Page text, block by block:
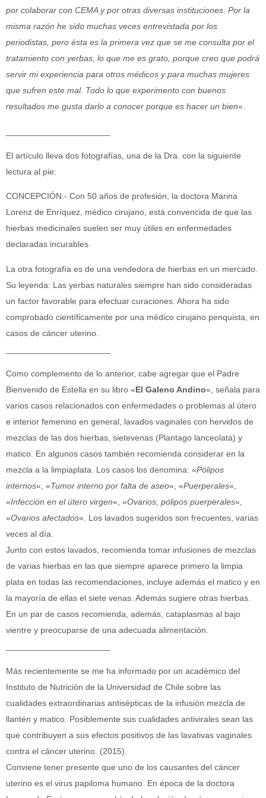
por colaborar con CEMA y por otras diversas instituciones. Por la
misma razón he sido muchas veces entrevistada por los
periodistas, pero ésta es la primera vez que se me consulta por el
tratamiento con yerbas, lo que me es grato, porque creo que podrá
servir mi experiencia para otros médicos y para muchas mujeres
que sufren este mal. Todo lo que experimento con buenos
resultados me gusta darlo a conocer porque es hacer un bien«.
El artículo lleva dos fotografías, una de la Dra. con la siguiente
lectura al pie:
CONCEPCIÓN.- Con 50 años de profesión, la doctora Marina
Lorenz de Enríquez, médico cirujano, está convencida de que las
hierbas medicinales suelen ser muy útiles en enfermedades
declaradas incurables.
La otra fotografía es de una vendedora de hierbas en un mercado.
Su leyenda: Las yerbas naturales siempre han sido consideradas
un factor favorable para efectuar curaciones. Ahora ha sido
comprobado científicamente por una médico cirujano penquista, en
casos de cáncer uterino.
Como complemento de lo anterior, cabe agregar que el Padre
Bienvenido de Estella en su libro «El Galeno Andino«, señala para
varios casos relacionados con enfermedades o problemas al útero
e interior femenino en general, lavados vaginales con hervidos de
mezclas de las dos hierbas, sietevenas (Plantago lanceolata) y
matico. En algunos casos también recomienda considerar en la
mezcla a la limpiaplata. Los casos los denomina: «Pólipos
internos«, «Tumor interno por falta de aseo«, «Puerperales«,
«Infección en el útero virgen«, «Ovarios, pólipos puerperales«,
«Ovarios afectados«. Los lavados sugeridos son frecuentes, varias
veces al día.
Junto con estos lavados, recomienda tomar infusiones de mezclas
de varias hierbas en las que siempre aparece primero la limpia
plata en todas las recomendaciones, incluye además el matico y en
la mayoría de ellas el siete venas. Además sugiere otras hierbas.
En un par de casos recomienda, además, cataplasmas al bajo
vientre y preocuparse de una adecuada alimentación.
Más recientemente se me ha informado por un académico del
Instituto de Nutrición de la Universidad de Chile sobre las
cualidades extraordinarias antisépticas de la infusión mezcla de
llantén y matico. Posiblemente sus cualidades antivirales sean las
que contribuyen a sus efectos positivos de las lavativas vaginales
contra el cáncer uterino. (2015).
Conviene tener presente que uno de los causantes del cáncer
uterino es el virus papiloma humano. En época de la doctora